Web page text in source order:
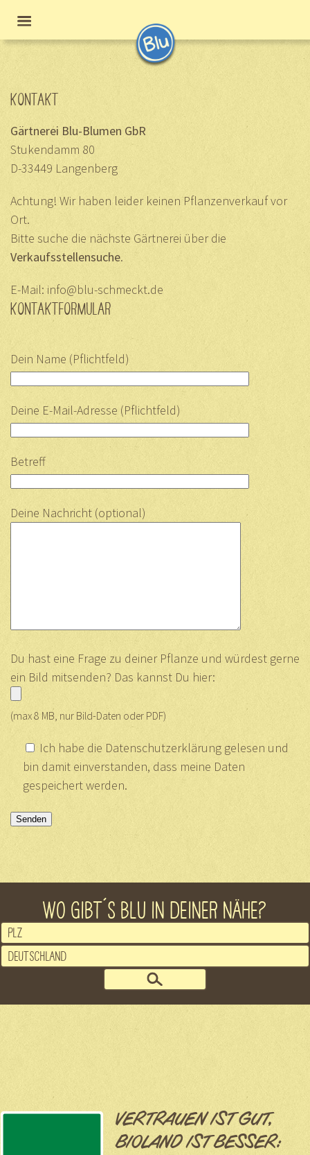
KONTAKT
Gärtnerei Blu-Blumen GbR
Stukendamm 80
D-33449 Langenberg
Achtung! Wir haben leider keinen Pflanzenverkauf vor
Ort.
Bitte suche die nächste Gärtnerei über die
Verkaufsstellensuche.
E-Mail: info@blu-schmeckt.de
KONTAKTFORMULAR
Dein Name (Pflichtfeld)
Deine E-Mail-Adresse (Pflichtfeld)
Betreff
Deine Nachricht (optional)
Du hast eine Frage zu deiner Pflanze und würdest gerne
ein Bild mitsenden? Das kannst Du hier:
(max 8 MB, nur Bild-Daten oder PDF)
Ich habe die Datenschutzerklärung gelesen und
bin damit einverstanden, dass meine Daten
gespeichert werden.
WO GIBT´S BLU IN DEINER NÄHE?
VERTRAUEN IST GUT,
BIOLAND IST BESSER: